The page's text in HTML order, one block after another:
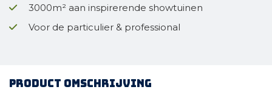
3000m² aan inspirerende showtuinen
Voor de particulier & professional
Product omschrijving